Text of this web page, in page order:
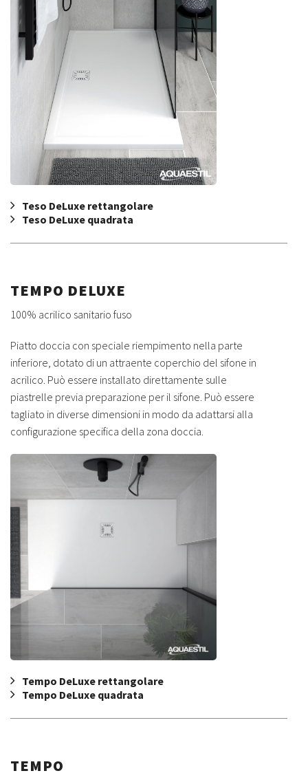
Teso DeLuxe rettangolare
Teso DeLuxe quadrata
TEMPO DELUXE
100% acrilico sanitario fuso
Piatto doccia con speciale riempimento nella parte
inferiore, dotato di un attraente coperchio del sifone in
acrilico. Può essere installato direttamente sulle
piastrelle previa preparazione per il sifone. Può essere
tagliato in diverse dimensioni in modo da adattarsi alla
configurazione specifica della zona doccia.
Tempo DeLuxe rettangolare
Tempo DeLuxe quadrata
TEMPO